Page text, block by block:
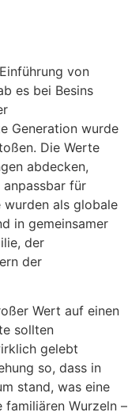
von
es bei Besins
Generation wurde
Die Werte
abdecken,
für
als globale
in gemeinsamer
der
der
Wert auf einen
sollten
gelebt
so, dass in
stand, was eine
familiären Wurzeln –